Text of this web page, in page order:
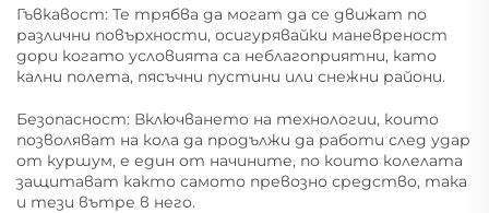
Гъвкавост: Те трябва да могат да се движат по
различни повърхности, осигурявайки маневреност
дори когато условията са неблагоприятни, като
кални полета, пясъчни пустини или снежни райони.
Безопасност: Включването на технологии, които
позволяват на кола да продължи да работи след удар
от куршум, е един от начините, по които колелата
защитават както самото превозно средство, така
и тези вътре в него.